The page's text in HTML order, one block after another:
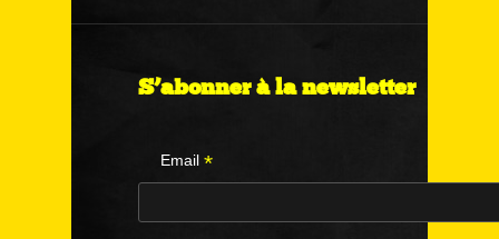
S’abonner à la newsletter
Email *